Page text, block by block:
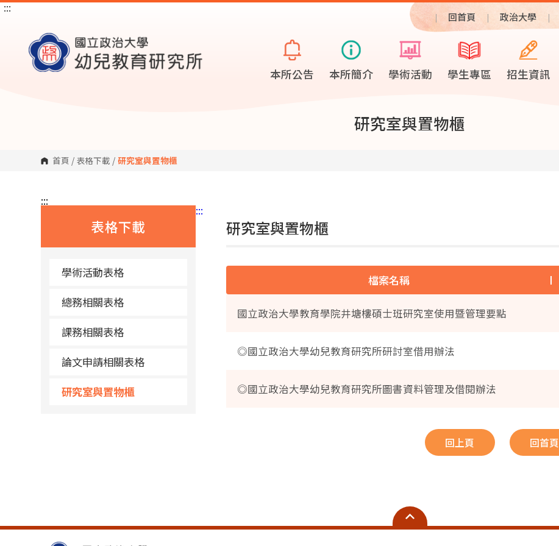
跳
:::
回首頁 政治大學
本所公告 本所簡介 學術活動 學生專區 招生資訊
研究室與置物櫃
首頁 / 表格下載 / 研究室與置物櫃
:::
表格下載
學術活動表格
總務相關表格
課務相關表格
論文申請相關表格
研究室與置物櫃
:::
研究室與置物櫃
檔案名稱
國立政治大學教育學院井塘樓碩士班研究室使用暨管理要點
◎國立政治大學幼兒教育研究所研討室借用辦法
◎國立政治大學幼兒教育研究所圖書資料管理及借閱辦法
回上頁 回首頁